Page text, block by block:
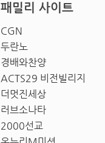
패밀리 사이트
CGN
두란노
경배와찬양
ACTS29 비전빌리지
더멋진세상
러브소나타
2000선교